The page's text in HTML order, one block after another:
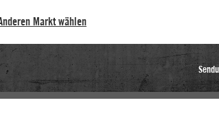
Markt wählen